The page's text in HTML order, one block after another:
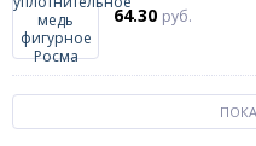
64.30 руб.